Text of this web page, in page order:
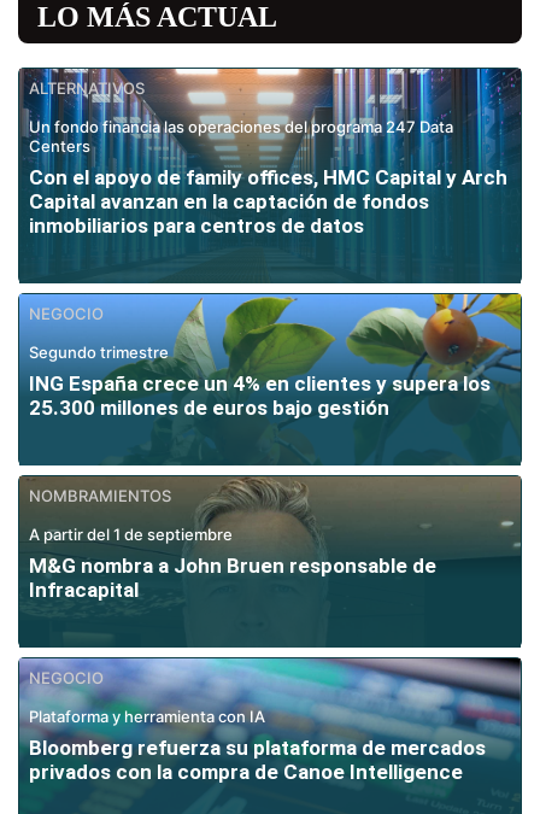
LO MÁS ACTUAL
ALTERNATIVOS
Un fondo financia las operaciones del programa 247 Data
Centers
Con el apoyo de family offices, HMC Capital y Arch
Capital avanzan en la captación de fondos
inmobiliarios para centros de datos
NEGOCIO
Segundo trimestre
ING España crece un 4% en clientes y supera los
25.300 millones de euros bajo gestión
NOMBRAMIENTOS
A partir del 1 de septiembre
M&G nombra a John Bruen responsable de
Infracapital
NEGOCIO
Plataforma y herramienta con IA
Bloomberg refuerza su plataforma de mercados
privados con la compra de Canoe Intelligence